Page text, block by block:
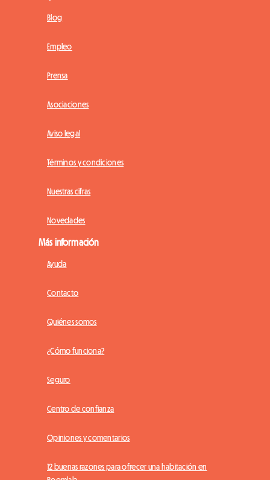
Blog
Empleo
Prensa
Asociaciones
Aviso legal
Términos y condiciones
Nuestras cifras
Novedades
Más información
Ayuda
Contacto
Quiénes somos
¿Cómo funciona?
Seguro
Centro de confianza
Opiniones y comentarios
12 buenas razones para ofrecer una habitación en